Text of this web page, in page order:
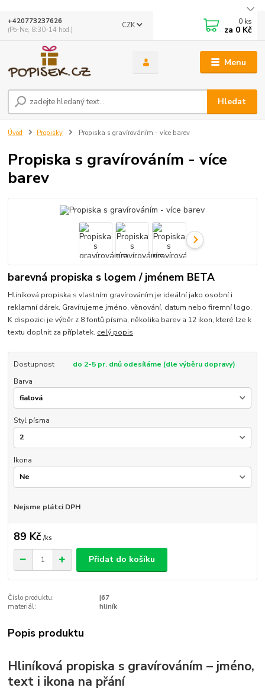
Menu
CZK
Hledat
+420773237626
(Po-Ne, 8:30-14 hod.)
0 ks
za 0 Kč
Úvod Propisky Propiska s gravírováním - více barev
Propiska s gravírováním - více
barev
barevná propiska s logem / jménem BETA
Hliníková propiska s vlastním gravírováním je ideální jako osobní i
reklamní dárek. Gravírujeme jméno, věnování, datum nebo firemní logo.
K dispozici je výběr z 8 fontů písma, několika barev a 12 ikon, které lze k
textu doplnit za příplatek. celý popis
Dostupnost
do 2-5 pr. dnů odesíláme (dle výběru dopravy)
Barva
Styl písma
Ikona
Nejsme plátci DPH
89 Kč /ks
Přidat do košíku
Číslo produktu:
|67
materiál:
hliník
Popis produktu
Hliníková propiska s gravírováním – jméno,
text i ikona na přání